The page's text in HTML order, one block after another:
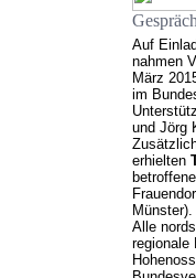
Auf
nahmen
März
im
und Jörg
erhielten
Münster).
Alle
regionale